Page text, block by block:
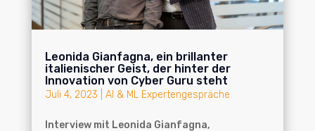
Leonida Gianfagna, ein brillanter
italienischer Geist, der hinter der
Innovation von Cyber Guru steht
Juli 4, 2023 AI & ML Expertengespräche
Interview mit Leonida Gianfagna,